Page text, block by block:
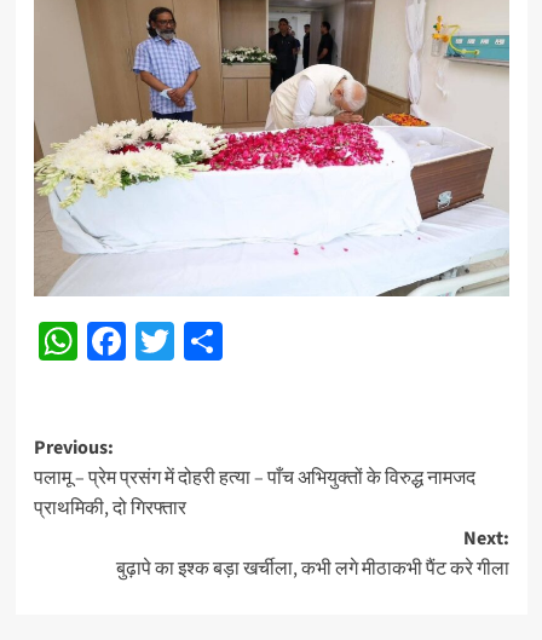
WhatsApp
Facebook
Twitter
Share
Post
navigation
Previous:
पलामू – प्रेम प्रसंग में दोहरी हत्या – पाँच अभियुक्तों के विरुद्ध नामजद
प्राथमिकी, दो गिरफ्तार
Next:
बुढ़ापे का इश्क बड़ा खर्चीला, कभी लगे मीठाकभी पैंट करे गीला